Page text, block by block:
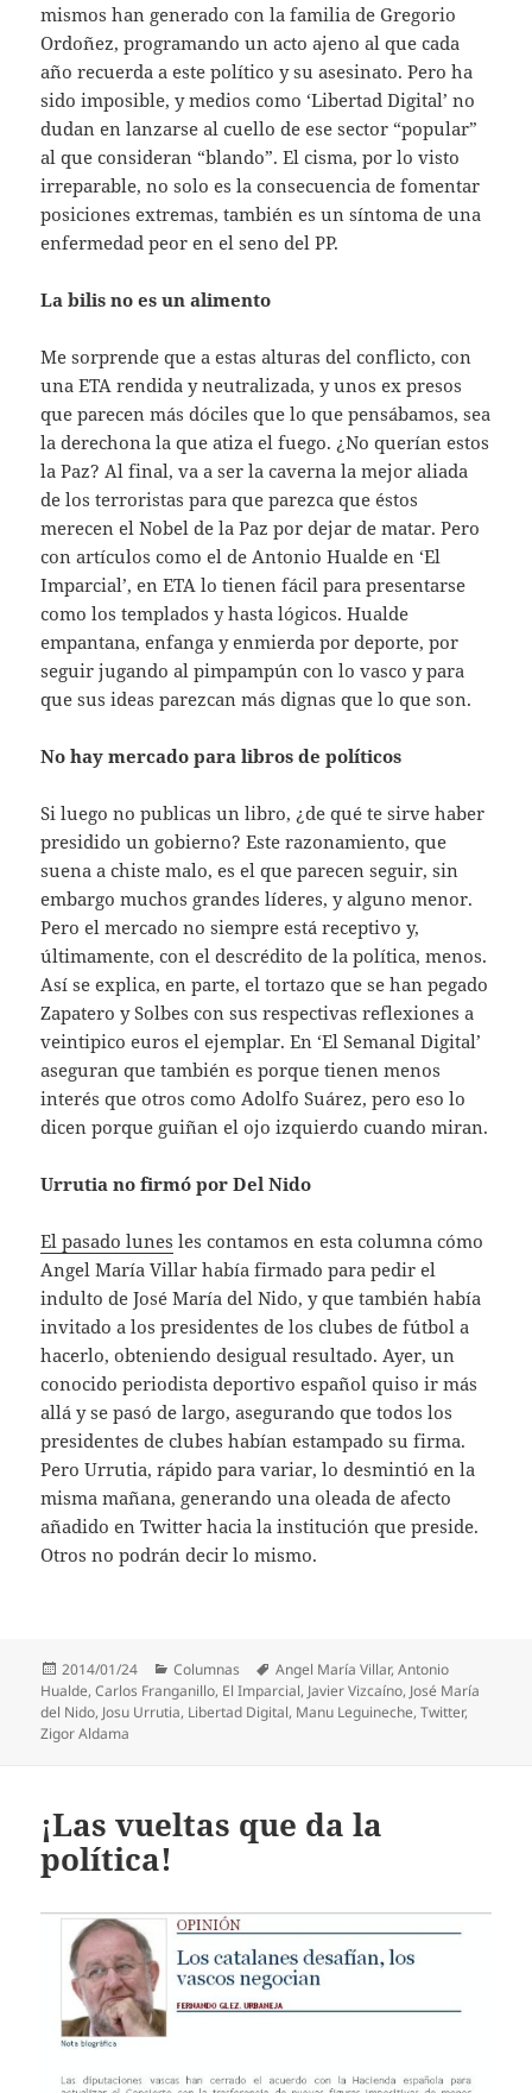
mismos han generado con la familia de Gregorio
Ordoñez, programando un acto ajeno al que cada
año recuerda a este político y su asesinato. Pero ha
sido imposible, y medios como ‘Libertad Digital’ no
dudan en lanzarse al cuello de ese sector “popular”
al que consideran “blando”. El cisma, por lo visto
irreparable, no solo es la consecuencia de fomentar
posiciones extremas, también es un síntoma de una
enfermedad peor en el seno del PP.
La bilis no es un alimento
Me sorprende que a estas alturas del conflicto, con
una ETA rendida y neutralizada, y unos ex presos
que parecen más dóciles que lo que pensábamos, sea
la derechona la que atiza el fuego. ¿No querían estos
la Paz? Al final, va a ser la caverna la mejor aliada
de los terroristas para que parezca que éstos
merecen el Nobel de la Paz por dejar de matar. Pero
con artículos como el de Antonio Hualde en ‘El
Imparcial’, en ETA lo tienen fácil para presentarse
como los templados y hasta lógicos. Hualde
empantana, enfanga y enmierda por deporte, por
seguir jugando al pimpampún con lo vasco y para
que sus ideas parezcan más dignas que lo que son.
No hay mercado para libros de políticos
Si luego no publicas un libro, ¿de qué te sirve haber
presidido un gobierno? Este razonamiento, que
suena a chiste malo, es el que parecen seguir, sin
embargo muchos grandes líderes, y alguno menor.
Pero el mercado no siempre está receptivo y,
últimamente, con el descrédito de la política, menos.
Así se explica, en parte, el tortazo que se han pegado
Zapatero y Solbes con sus respectivas reflexiones a
veintipico euros el ejemplar. En ‘El Semanal Digital’
aseguran que también es porque tienen menos
interés que otros como Adolfo Suárez, pero eso lo
dicen porque guiñan el ojo izquierdo cuando miran.
Urrutia no firmó por Del Nido
El pasado lunes les contamos en esta columna cómo
Angel María Villar había firmado para pedir el
indulto de José María del Nido, y que también había
invitado a los presidentes de los clubes de fútbol a
hacerlo, obteniendo desigual resultado. Ayer, un
conocido periodista deportivo español quiso ir más
allá y se pasó de largo, asegurando que todos los
presidentes de clubes habían estampado su firma.
Pero Urrutia, rápido para variar, lo desmintió en la
misma mañana, generando una oleada de afecto
añadido en Twitter hacia la institución que preside.
Otros no podrán decir lo mismo.
Publicado
el
2014/01/24 Categorías
Columnas Etiquetas
Angel María Villar,Antonio
Hualde,Carlos Franganillo, El Imparcial, Javier Vizcaíno, José María
del Nido, Josu Urrutia, Libertad Digital, Manu Leguineche,Twitter,
Zigor Aldama
¡Las vueltas que da la
política!